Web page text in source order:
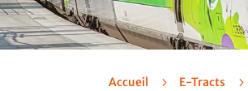
Accueil 5 E-Tracts 5